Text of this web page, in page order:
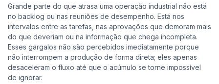
Grande parte do que atrasa uma operação industrial não está
no backlog ou nas reuniões de desempenho. Está nos
intervalos entre as tarefas, nas aprovações que demoram mais
do que deveriam ou na informação que chega incompleta.
Esses gargalos não são percebidos imediatamente porque
não interrompem a produção de forma direta; eles apenas
desaceleram o fluxo até que o acúmulo se torne impossível
de ignorar.